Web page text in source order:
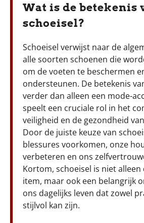
Wat is de betekenis
schoeisel?
Schoeisel verwijst naar de
alle soorten schoenen die
om de voeten te beschermen
ondersteunen. De betekenis
verder dan alleen een mode-
speelt een cruciale rol in het
veiligheid en de gezondheid
Door de juiste keuze van
blessures voorkomen, onze
verbeteren en ons
Kortom, schoeisel is niet
item, maar ook een belangrijk
ons dagelijks leven dat zowel
stijlvol kan zijn.